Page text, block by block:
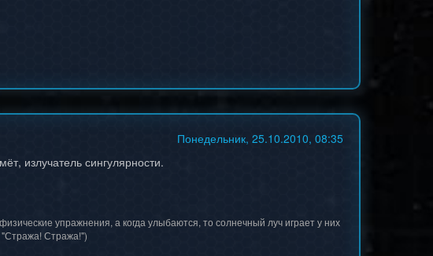
Понедельник, 25.10.2010, 08:35
излучатель сингулярности.
упражнения, а когда улыбаются, то солнечный луч играет у них
"Стража! Стража!")